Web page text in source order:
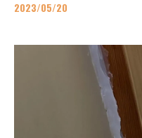
2023/05/20